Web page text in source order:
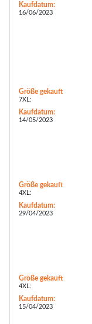
Kaufdatum:
16/06/2023
Größe gekauft
7XL:
Kaufdatum:
14/05/2023
Größe gekauft
4XL:
Kaufdatum:
29/04/2023
Größe gekauft
4XL:
Kaufdatum:
15/04/2023